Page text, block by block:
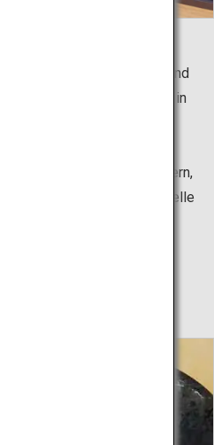
einschließlich des
die Geschichte und
das sich von Okinawa aus in
und stellen die Sportler
gemacht haben. Der
Unterteilungen mit Bildern,
um sowohl professionelle
ob Kinder oder
die sich für Karate
zu informieren.